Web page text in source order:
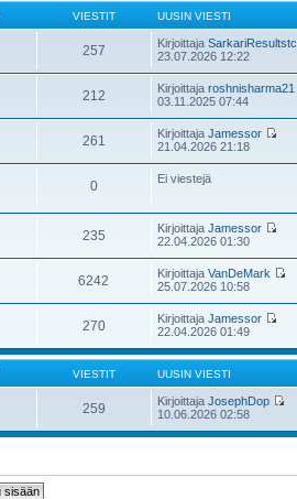
VIESTIT UUSIN VIESTI
257 KirjoittajaSarkariResultstc
23.07.2026 12:22
212 Kirjoittajaroshnisharma21
03.11.2025 07:44
261 KirjoittajaJamessor
21.04.2026 21:18
0 Ei viestejä
235 KirjoittajaJamessor
22.04.2026 01:30
6242 KirjoittajaVanDeMark
25.07.2026 10:58
270 KirjoittajaJamessor
22.04.2026 01:49
VIESTIT UUSIN VIESTI
259 KirjoittajaJosephDop
10.06.2026 02:58